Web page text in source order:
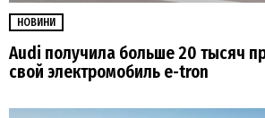
НОВИНИ
Audi получила больше 20 тысяч
свой электромобиль e-tron